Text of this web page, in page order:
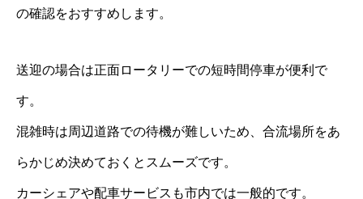
の確認をおすすめします。
送迎の場合は正面ロータリーでの短時間停車が便利で
す。
混雑時は周辺道路での待機が難しいため、合流場所をあ
らかじめ決めておくとスムーズです。
カーシェアや配車サービスも市内では一般的です。